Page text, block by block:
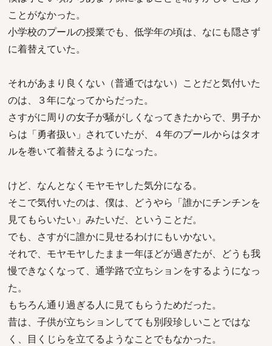
ことがなかった。
小学校のプールの授業でも、低学年の頃は、なにも隠さず
に着替えていた。
それがあまり良くない（普通ではない）ことだと気付いた
のは、３年になってからだった。
さすがに周りの女子が騒がしくなってきたからで、男子か
らは「勇者扱い」されていたが、４年のプールからはタオ
ルを巻いて着替えるようになった。
けど、なんとなくモヤモヤした気分になる。
そこで気付いたのは、僕は、どうやら「誰かにチンチンを
見てもらいたい」みたいだ、ということだ。
でも、さすがに誰かに見せるわけにもいかない。
それで、モヤモヤしたまま一年ほどが過ぎたが、どうも我
慢できなくなって、通学路で立ちションをするようになっ
た。
もちろん通り過ぎる人に見てもらうためだった。
昔は、子供が立ちションしてても別段珍しいことではな
く、目くじらを立てるようなことでもなかった。